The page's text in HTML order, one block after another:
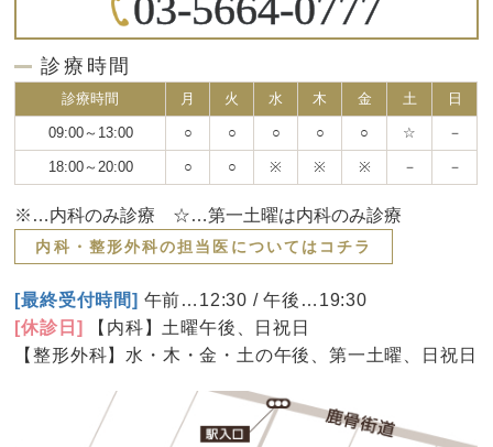
診療時間
診療時間 月 火 水 木 金 土 日
09:00～13:00 ○ ○ ○ ○ ○ ☆ －
18:00～20:00 ○ ○ ※ ※ ※ － －
※…内科のみ診療 ☆…第一土曜は内科のみ診療
内科・整形外科の担当医についてはコチラ
[最終受付時間] 午前…12:30 / 午後…19:30
[休診日]
【内科】土曜午後、日祝日
【整形外科】水・木・金・土の午後、第一土曜、日祝日